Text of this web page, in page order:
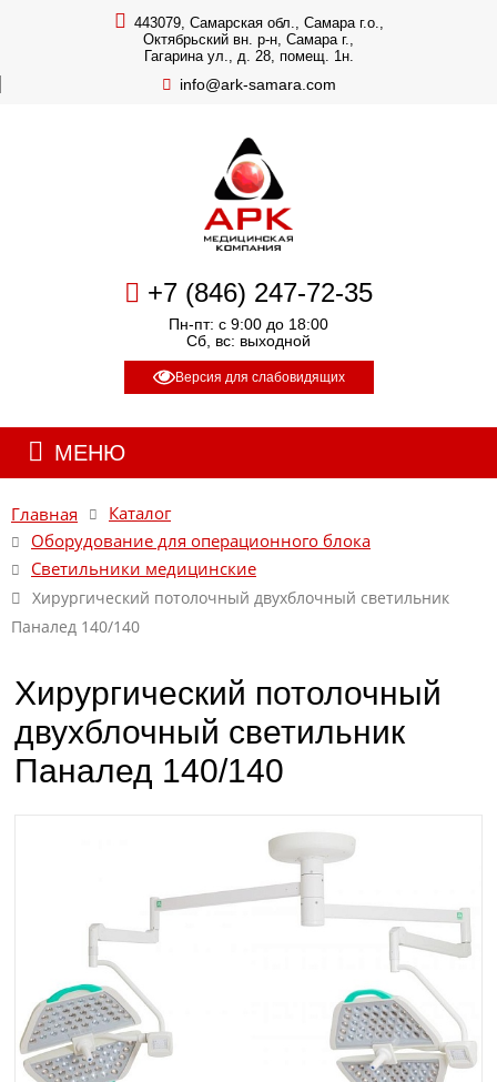
443079, Самарская обл., Самара г.о.,
Октябрьский вн. р-н, Самара г.,
Гагарина ул., д. 28, помещ. 1н.
info@ark-samara.com
+7 (846) 247-72-35
Пн-пт: с 9:00 до 18:00
Сб, вс: выходной
Версия для слабовидящих
МЕНЮ
Главная
Каталог
Оборудование для операционного блока
Светильники медицинские
Хирургический потолочный двухблочный светильник
Паналед 140/140
Хирургический потолочный
двухблочный светильник
Паналед 140/140